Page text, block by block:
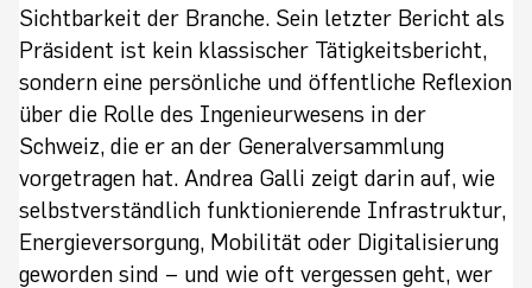
Sichtbarkeit der Branche. Sein letzter Bericht als
Präsident ist kein klassischer Tätigkeitsbericht,
sondern eine persönliche und öffentliche Reflexion
über die Rolle des Ingenieurwesens in der
Schweiz, die er an der Generalversammlung
vorgetragen hat. Andrea Galli zeigt darin auf, wie
selbstverständlich funktionierende Infrastruktur,
Energieversorgung, Mobilität oder Digitalisierung
geworden sind – und wie oft vergessen geht, wer